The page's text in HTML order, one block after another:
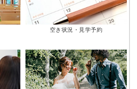
空き状況・見学予約